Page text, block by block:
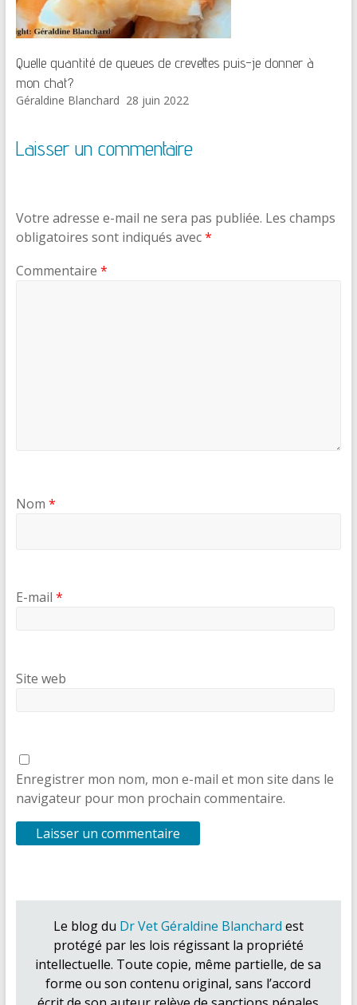
Quelle quantité de queues de crevettes puis-je donner à
mon chat?
Géraldine Blanchard 28 juin 2022
Laisser un commentaire
Votre adresse e-mail ne sera pas publiée. Les champs
obligatoires sont indiqués avec*
Commentaire *
Nom *
E-mail *
Site web
Enregistrer mon nom, mon e-mail et mon site dans le
navigateur pour mon prochain commentaire.
Le blog du Dr Vet Géraldine Blanchard est
protégé par les lois régissant la propriété
intellectuelle. Toute copie, même partielle, de sa
forme ou son contenu original, sans l’accord